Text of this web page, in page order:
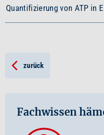
Quantifizierung von ATP in
zurück
Fachwissen